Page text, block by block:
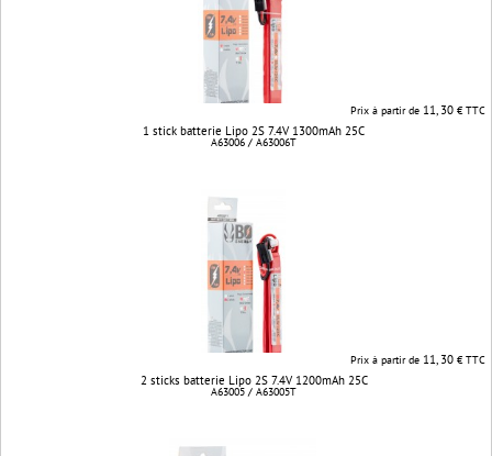
Prix à partir de 11, 30€ TTC
1 stick batterie Lipo 2S 7.4V 1300mAh 25C
A63006 / A63006T
Prix à partir de 11, 30€ TTC
2 sticks batterie Lipo 2S 7.4V 1200mAh 25C
A63005 / A63005T